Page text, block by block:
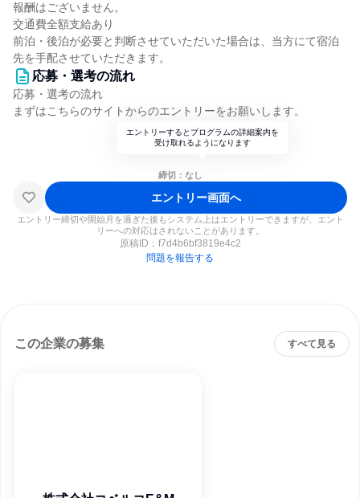
報酬はございません。
交通費全額支給あり
前泊・後泊が必要と判断させていただいた場合は、当方にて宿泊
先を手配させていただきます。
応募・選考の流れ
応募・選考の流れ
まずはこちらのサイトからのエントリーをお願いします。
エントリーするとプログラムの詳細案内を
受け取れるようになります
締切：なし
エントリー画面へ
エントリー締切や開始月を過ぎた後もシステム上はエントリーできますが、エント
リーへの対応はされないことがあります。
原稿ID： f7d4b6bf3819e4c2
問題を報告する
この企業の募集 すべて見る